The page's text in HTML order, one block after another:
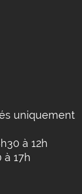
uniquement
à 12h
à 17h